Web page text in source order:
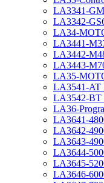
LA3341-
LA3342-
LA34-
LA3441-
LA3442-
LA3443-
LA35-
LA3541-
LA3542-BT
LA36-
LA3641-
LA3642-
LA3643-
LA3644-
LA3645-
LA3646-